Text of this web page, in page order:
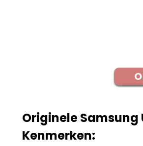
Originele Samsung
Kenmerken: